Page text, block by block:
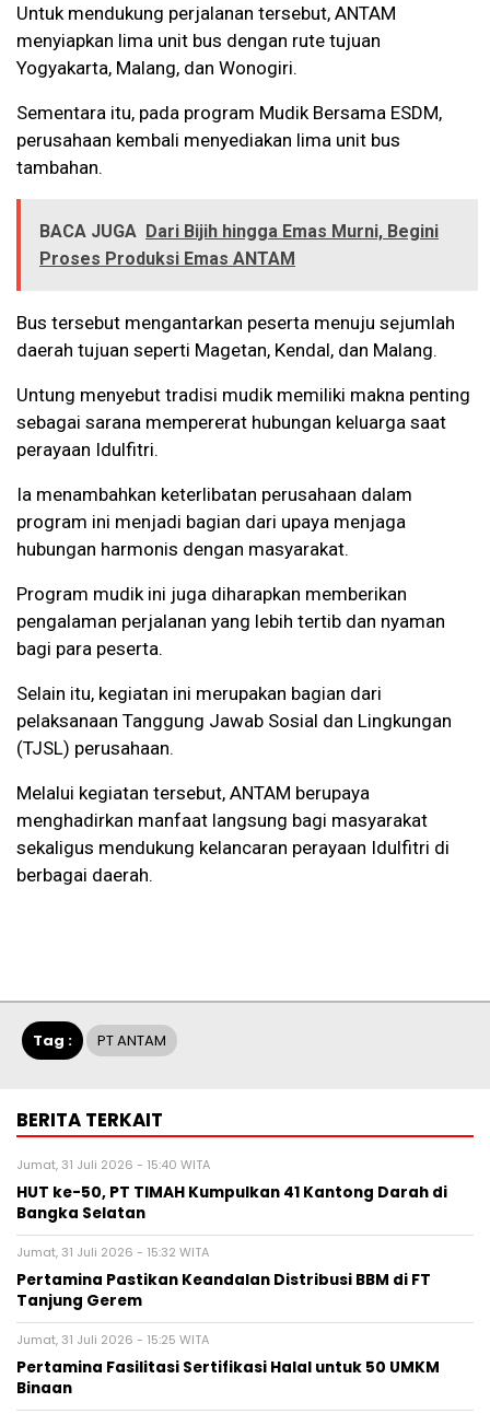
Untuk mendukung perjalanan tersebut, ANTAM
menyiapkan lima unit bus dengan rute tujuan
Yogyakarta, Malang, dan Wonogiri.
Sementara itu, pada program Mudik Bersama ESDM,
perusahaan kembali menyediakan lima unit bus
tambahan.
BACA JUGA Dari Bijih hingga Emas Murni, Begini
Proses Produksi Emas ANTAM
Bus tersebut mengantarkan peserta menuju sejumlah
daerah tujuan seperti Magetan, Kendal, dan Malang.
Untung menyebut tradisi mudik memiliki makna penting
sebagai sarana mempererat hubungan keluarga saat
perayaan Idulfitri.
Ia menambahkan keterlibatan perusahaan dalam
program ini menjadi bagian dari upaya menjaga
hubungan harmonis dengan masyarakat.
Program mudik ini juga diharapkan memberikan
pengalaman perjalanan yang lebih tertib dan nyaman
bagi para peserta.
Selain itu, kegiatan ini merupakan bagian dari
pelaksanaan Tanggung Jawab Sosial dan Lingkungan
(TJSL) perusahaan.
Melalui kegiatan tersebut, ANTAM berupaya
menghadirkan manfaat langsung bagi masyarakat
sekaligus mendukung kelancaran perayaan Idulfitri di
berbagai daerah.
Tag : PT ANTAM
BERITA TERKAIT
Jumat, 31 Juli 2026 - 15:40 WITA
HUT ke-50, PT TIMAH Kumpulkan 41 Kantong Darah di
Bangka Selatan
Jumat, 31 Juli 2026 - 15:32 WITA
Pertamina Pastikan Keandalan Distribusi BBM di FT
Tanjung Gerem
Jumat, 31 Juli 2026 - 15:25 WITA
Pertamina Fasilitasi Sertifikasi Halal untuk 50 UMKM
Binaan